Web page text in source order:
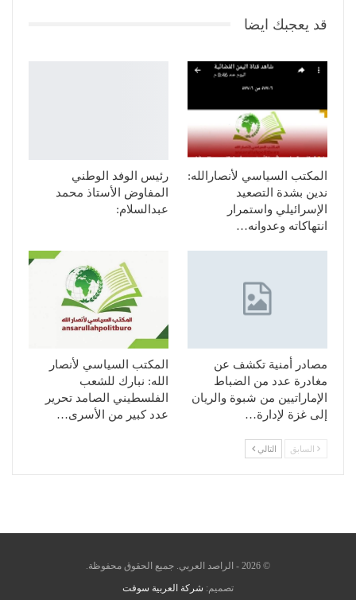
قد يعجبك ايضا
المكتب السياسي لأنصارالله:
ندين بشدة التصعيد
الإسرائيلي واستمرار
انتهاكاته وعدوانه…
رئيس الوفد الوطني
المفاوض الأستاذ محمد
عبدالسلام:
مصادر أمنية تكشف عن
مغادرة عدد من الضباط
الإماراتيين من شبوة والريان
إلى غزة لإدارة…
المكتب السياسي لأنصار
الله: نبارك للشعب
الفلسطيني الصامد تحرير
عدد كبير من الأسرى…
السابق التالي
© 2026 - الراصد العربي. جميع الحقوق محفوظة.
تصميم: شركة العربية سوفت